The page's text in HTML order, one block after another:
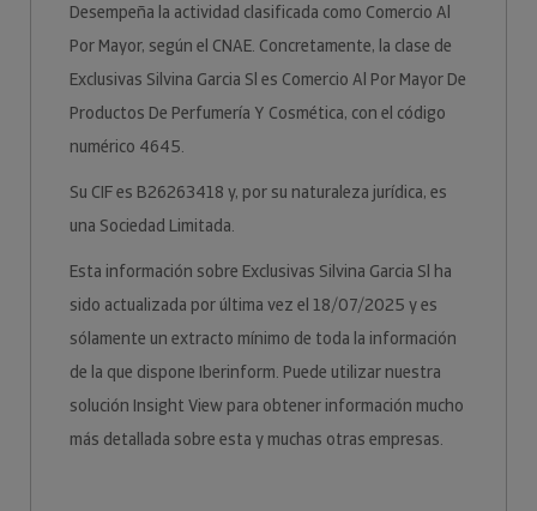
Desempeña la actividad clasificada como Comercio Al
Por Mayor, según el CNAE. Concretamente, la clase de
Exclusivas Silvina Garcia Sl es Comercio Al Por Mayor De
Productos De Perfumería Y Cosmética, con el código
numérico 4645.
Su CIF es B26263418 y, por su naturaleza jurídica, es
una Sociedad Limitada.
Esta información sobre Exclusivas Silvina Garcia Sl ha
sido actualizada por última vez el 18/07/2025 y es
sólamente un extracto mínimo de toda la información
de la que dispone Iberinform. Puede utilizar nuestra
solución Insight View para obtener información mucho
más detallada sobre esta y muchas otras empresas.